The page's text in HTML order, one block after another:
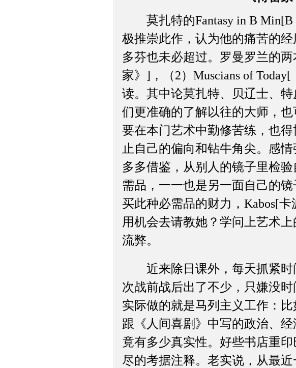
莫扎特的Fantasy in B Min[B
极推崇此作，认为他的痛苦的
多芬也未必超过。罗曼罗兰的两
家》]，（2）Muscians of
读。其中论莫扎特、贝辽士、
们更准确的了解以往的大师，
要在本门艺术中勤修苦练，也
止自己的偏向和钻牛角尖。感
多多借鉴，从别人的镜子里检
需品，一一也是另一面自己的
买此种必需品的财力，Kabos[
用机会去请教她？学问上艺术
流弊。
近来除日课外，每天抓紧时
次战前战后出了不少，只嫌没
实际做的就是马列主义工作：
跟《人间喜剧》中写的政治、
竟有多少真实性。好些书店重
尽的考据注释。老实说，从最